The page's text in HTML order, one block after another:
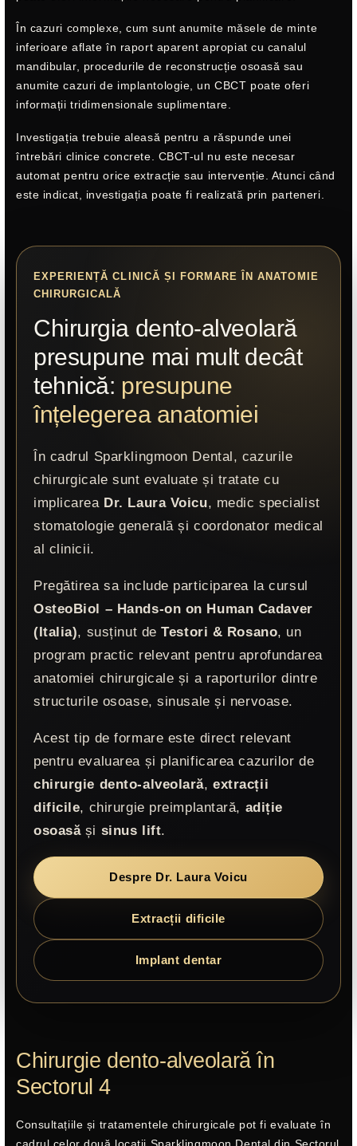
În cazuri complexe, cum sunt anumite măsele de minte
inferioare aflate în raport aparent apropiat cu canalul
mandibular, procedurile de reconstrucție osoasă sau
anumite cazuri de implantologie, un CBCT poate oferi
informații tridimensionale suplimentare.
Investigația trebuie aleasă pentru a răspunde unei
întrebări clinice concrete. CBCT-ul nu este necesar
automat pentru orice extracție sau intervenție. Atunci când
este indicat, investigația poate fi realizată prin parteneri.
EXPERIENȚĂ CLINICĂ ȘI FORMARE ÎN ANATOMIE
CHIRURGICALĂ
Chirurgia dento-alveolară
presupune mai mult decât
tehnică: presupune
înțelegerea anatomiei
În cadrul Sparklingmoon Dental, cazurile
chirurgicale sunt evaluate și tratate cu
implicarea Dr. Laura Voicu, medic specialist
stomatologie generală și coordonator medical
al clinicii.
Pregătirea sa include participarea la cursul
OsteoBiol – Hands-on on Human Cadaver
(Italia), susținut deTestori & Rosano, un
program practic relevant pentru aprofundarea
anatomiei chirurgicale și a raporturilor dintre
structurile osoase, sinusale și nervoase.
Acest tip de formare este direct relevant
pentru evaluarea și planificarea cazurilor de
chirurgie dento-alveolară,extracții
dificile, chirurgie preimplantară, adiție
osoasăși sinus lift.
Despre Dr. Laura Voicu
Extracții dificile
Implant dentar
Chirurgie dento-alveolară în
Sectorul 4
Consultațiile și tratamentele chirurgicale pot fi evaluate în